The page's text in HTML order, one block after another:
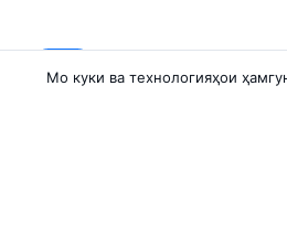
© 2007–2026
Мо куки ва технологияҳои